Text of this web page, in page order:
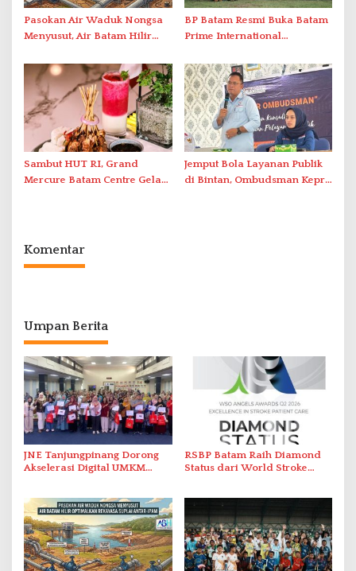
Pasokan Air Waduk Nongsa
Menyusut, Air Batam Hilir
Antar-IPAM
BP Batam Resmi Buka Batam
Prime International
2026 di Stadion Temenggung
Abdul Jamal
Sambut HUT RI, Grand
Mercure Batam Centre Gelar
Jemput Bola Layanan Publik
di Bintan, Ombudsman Kepri
Komentar
Umpan Berita
JNE Tanjungpinang Dorong
Akselerasi Digital UMKM
RSBP Batam Raih Diamond
Status dari World Stroke
Berstandar Internasional